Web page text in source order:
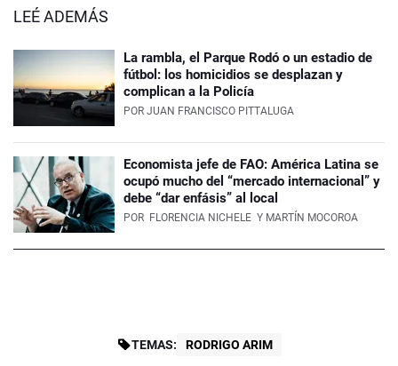
LEÉ ADEMÁS
La rambla, el Parque Rodó o un estadio de
fútbol: los homicidios se desplazan y
complican a la Policía
POR JUAN FRANCISCO PITTALUGA
Economista jefe de FAO: América Latina se
ocupó mucho del “mercado internacional” y
debe “dar enfásis” al local
POR FLORENCIA NICHELE Y MARTÍN MOCOROA
TEMAS: RODRIGO ARIM